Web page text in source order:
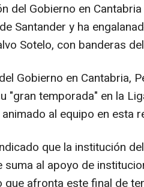
del Gobierno en
Santander y ha
Sotelo, con banderas
Gobierno en Cantabria,
"gran temporada" en la
animado al equipo en esta
que la institución
suma al apoyo de
que afronta este final de